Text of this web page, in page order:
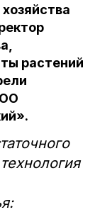
растений